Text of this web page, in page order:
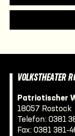
VOLKSTHEATER
Patriotischer
18057 Rostock
Telefon: 0381
Fax: 0381 381-